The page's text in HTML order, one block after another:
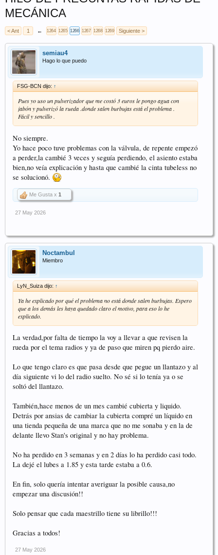
MECÁNICA
< Ant 1 ← 1264 1265 1266 1267 1268 1269 Siguiente >
semiau4
Hago lo que puedo
FSG-BCN dijo: ↑
Pues yo uso un pulverizador que me costó 3 euros le pongo agua con
jabón y pulverizó la rueda .donde salen burbujas está el problema .
Fácil y sencillo .
No siempre.
Yo hace poco tuve problemas con la válvula, de repente empezó
a perder,la cambié 3 veces y seguía perdiendo, el asiento estaba
bien,no veía explicación y hasta que cambié la cinta tubeless no
se solucionó.
Me Gusta x 1
27 May 2026
Noctambul
Miembro
LyN_Suiza dijo: ↑
Ya he explicado por qué el problema no está donde salen burbujas. Espero
que a los demás les haya quedado claro el motivo, para eso lo he
explicado.
La verdad,por falta de tiempo la voy a llevar a que revisen la
rueda por el tema radios y ya de paso que miren pq pierdo aire.
Lo que tengo claro es que pasa desde que pegue un llantazo y al
día siguiente vi lo del radio suelto. No sé si lo tenía ya o se
soltó del llantazo.
También,hace menos de un mes cambié cubierta y liquido.
Detrás por ansias de cambiar la cubierta compré un líquido en
una tienda pequeña de una marca que no me sonaba y en la de
delante llevo Stan's original y no hay problema.
No ha perdido en 3 semanas y en 2 días lo ha perdido casi todo.
La dejé el lubes a 1.85 y esta tarde estaba a 0.6.
En fin, solo quería intentar averiguar la posible causa,no
empezar una discusión!!
Solo pensar que cada maestrillo tiene su librillo!!!
Gracias a todos!
27 May 2026